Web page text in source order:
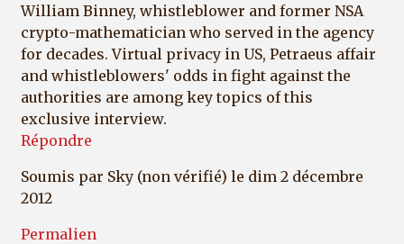
William Binney, whistleblower and former NSA
crypto-mathematician who served in the agency
for decades. Virtual privacy in US, Petraeus affair
and whistleblowers' odds in fight against the
authorities are among key topics of this
exclusive interview.
Répondre
Soumis par Sky (non vérifié) le dim 2 décembre
2012
Permalien